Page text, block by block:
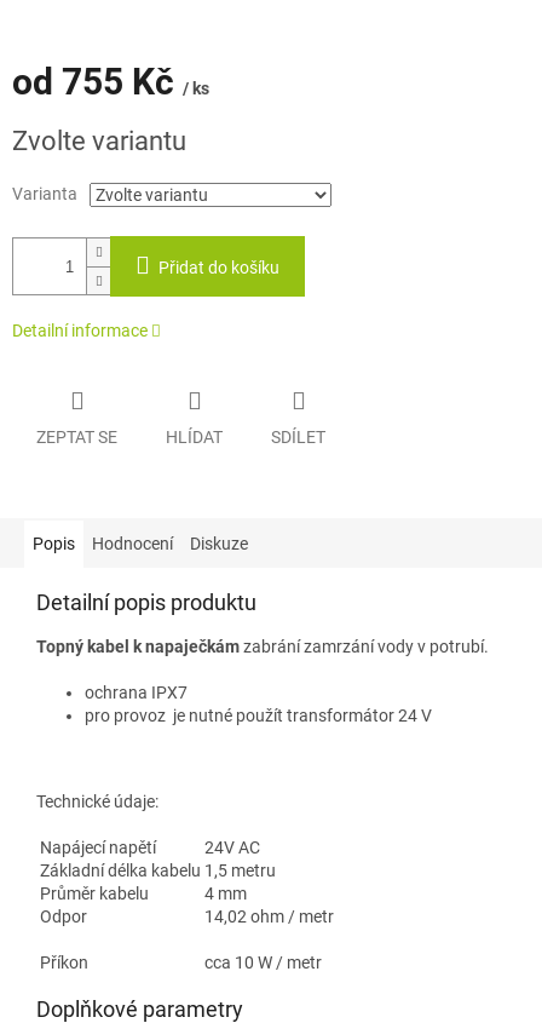
od 755 Kč / ks
cena:
Zvolte variantu
Varianta
Přidat do košíku
Detailní informace
ZEPTAT SE HLÍDAT SDÍLET
Popis Hodnocení Diskuze
Detailní popis produktu
Topný kabel k napaječkámzabrání zamrzání vody v potrubí.
ochrana IPX7
pro provoz je nutné použít transformátor24 V
Technické údaje:
Napájecí napětí 24VAC
Základnídélka kabelu 1,5 metru
Průměr kabelu
4 mm
Odpor
14,02 ohm / metr
Příkon cca 10 W / metr
Doplňkové parametry